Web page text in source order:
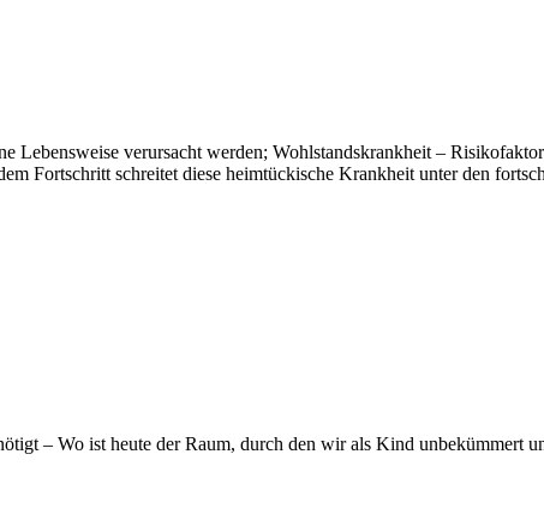
verursacht werden; Wohlstandskrankheit –
Fortschritt schreitet diese heimtückische Krankheit unter den
– Wo ist heute der Raum, durch den wir als Kind unbekümmert